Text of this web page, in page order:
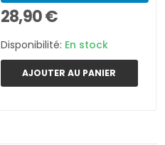
28,90 €
Disponibilité: En stock
AJOUTER AU PANIER